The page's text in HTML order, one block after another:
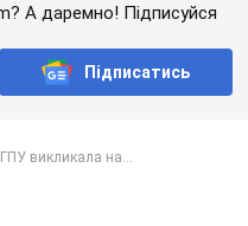
А даремно! Підписуйся
Підписатись
ГПУ викликала на...